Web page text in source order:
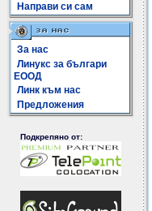
Направи си сам
За нас
Линукс за българи
ЕООД
Линк към нас
Предложения
Подкрепяно от: